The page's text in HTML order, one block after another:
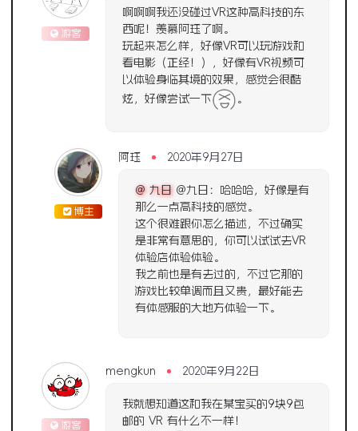
游客
啊啊啊我还没碰过VR这种高科技的东
西呢！羡慕阿珏了啊
玩起来怎么样，好像VR可以玩游戏和
看电影（正经！），好像有VR视频可
以体验身临其境的效果，感觉会很酷
炫，好像尝试一下
。
博主
阿珏 2020年9月27日
@ 九日@九日：哈哈哈，好像是有
那么一点高科技的感觉。
这个很难跟你怎么描述，不过确实
是非常有意思的，你可以试试去VR
体验店体验体验。
我之前也是有去过的，不过它那的
游戏比较单调而且又贵，最好能去
有体感服的大地方体验一下。
mengkun 2020年9月22日
我就想知道这和我在某宝买的9块9包